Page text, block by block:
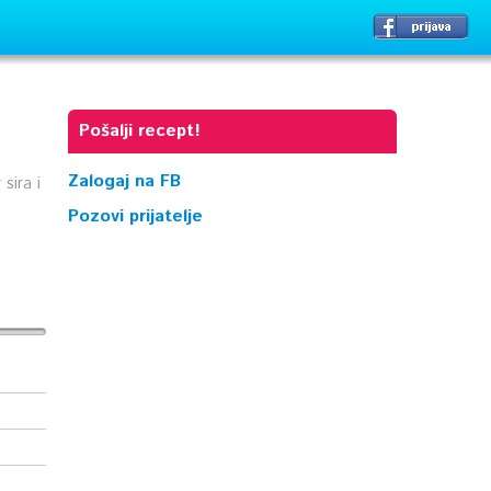
sira i
Pošalji recept!
Zalogaj na FB
Pozovi prijatelje